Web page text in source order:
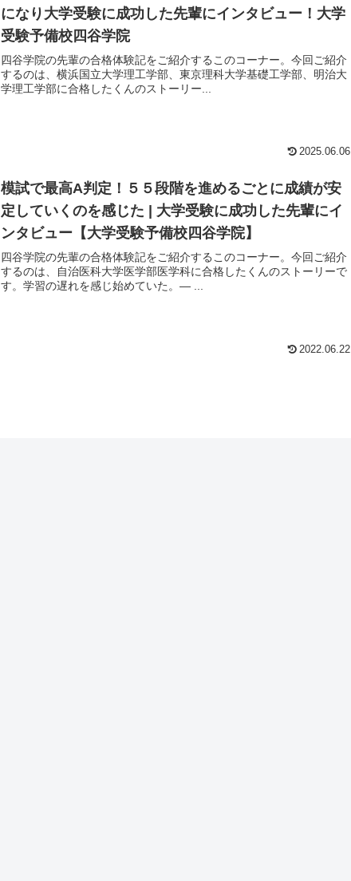
になり大学受験に成功した先輩にインタビュー！大学
受験予備校四谷学院
四谷学院の先輩の合格体験記をご紹介するこのコーナー。今回ご紹介
するのは、横浜国立大学理工学部、東京理科大学基礎工学部、明治大
学理工学部に合格したくんのストーリー...
2025.06.06
模試で最高A判定！５５段階を進めるごとに成績が安
定していくのを感じた | 大学受験に成功した先輩にイ
ンタビュー【大学受験予備校四谷学院】
四谷学院の先輩の合格体験記をご紹介するこのコーナー。今回ご紹介
するのは、自治医科大学医学部医学科に合格したくんのストーリーで
す。学習の遅れを感じ始めていた。― ...
2022.06.22